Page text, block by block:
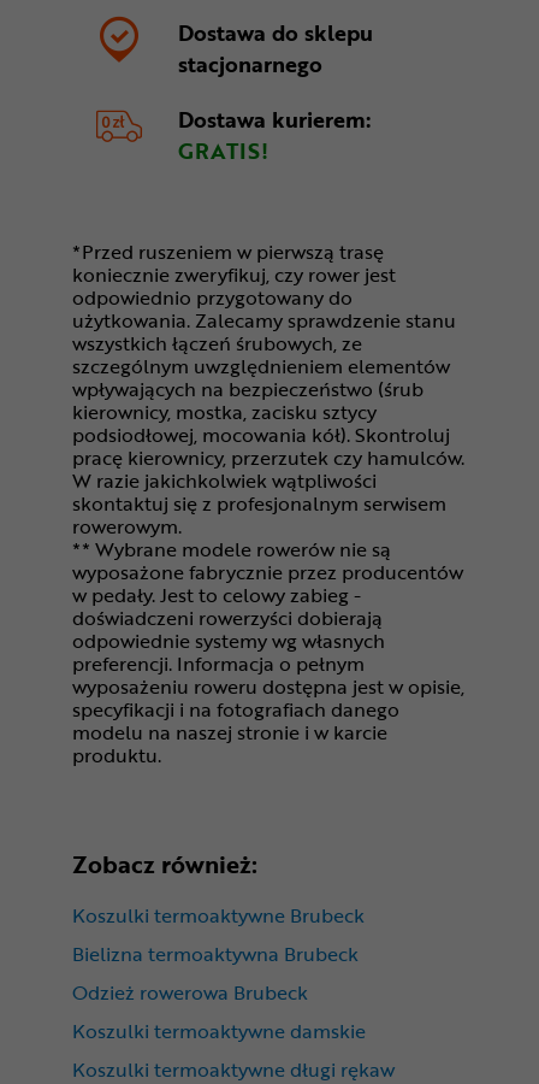
Dostawa do sklepu
stacjonarnego
Dostawa kurierem:
GRATIS!
*Przed ruszeniem w pierwszą trasę
koniecznie zweryfikuj, czy rower jest
odpowiednio przygotowany do
użytkowania. Zalecamy sprawdzenie stanu
wszystkich łączeń śrubowych, ze
szczególnym uwzględnieniem elementów
wpływających na bezpieczeństwo (śrub
kierownicy, mostka, zacisku sztycy
podsiodłowej, mocowania kół). Skontroluj
pracę kierownicy, przerzutek czy hamulców.
W razie jakichkolwiek wątpliwości
skontaktuj się z profesjonalnym serwisem
rowerowym.
** Wybrane modele rowerów nie są
wyposażone fabrycznie przez producentów
w pedały. Jest to celowy zabieg -
doświadczeni rowerzyści dobierają
odpowiednie systemy wg własnych
preferencji. Informacja o pełnym
wyposażeniu roweru dostępna jest w opisie,
specyfikacji i na fotografiach danego
modelu na naszej stronie i w karcie
produktu.
Zobacz również:
Koszulki termoaktywne Brubeck
Bielizna termoaktywna Brubeck
Odzież rowerowa Brubeck
Koszulki termoaktywne damskie
Koszulki termoaktywne długi rękaw